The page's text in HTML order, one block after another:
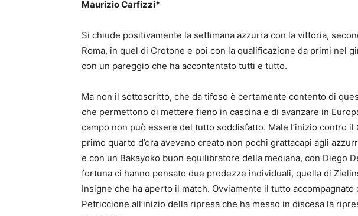
Maurizio Carfizzi*
Si chiude positivamente la settimana azzurra con la vittoria,
Roma, in quel di Crotone e poi con la qualificazione da primi nel
con un pareggio che ha accontentato tutti e tutto.
Ma non il sottoscritto, che da tifoso è certamente contento di
che permettono di mettere fieno in cascina e di avanzare in
campo non può essere del tutto soddisfatto. Male l’inizio contro
primo quarto d’ora avevano creato non pochi grattacapi agli
e con un Bakayoko buon equilibratore della mediana, con Diego
fortuna ci hanno pensato due prodezze individuali, quella di
Insigne che ha aperto il match. Ovviamente il tutto
Petriccione all’inizio della ripresa che ha messo in discesa la